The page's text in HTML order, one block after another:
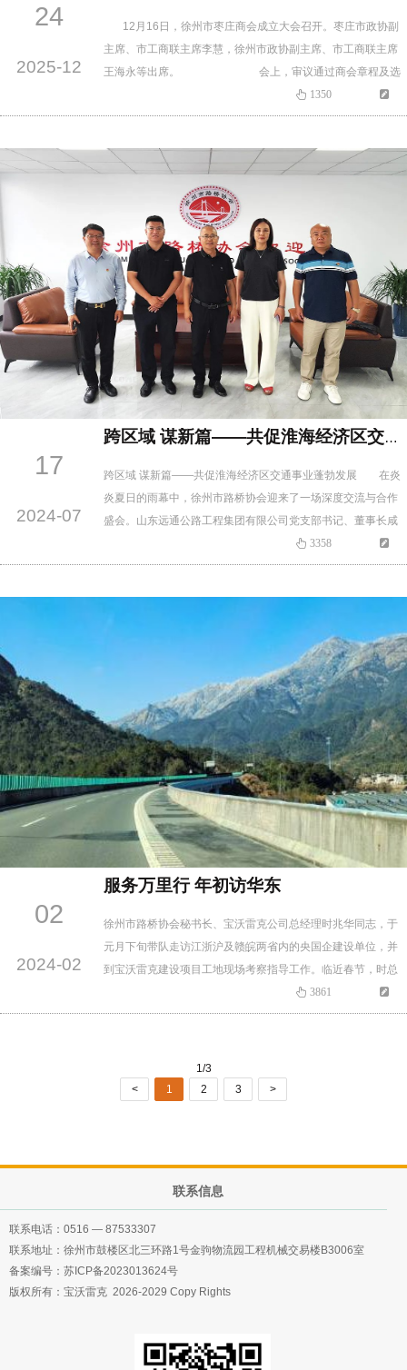
24
2025-12
12月16日，徐州市枣庄商会成立大会召开。枣庄市政协副
主席、市工商联主席李慧，徐州市政协副主席、市工商联主席
王海永等出席。 会上，审议通过商会章程及选
举办法等，选举产生商会第一届班子成员。徐州壹捌壹捌企业
管理有限公司董事长贾鹏当选为徐州市枣庄商会会长，江苏宝
市枣庄商会揭牌仪式…
1350
17
2024-07
跨区域 谋新篇——共促淮海经济区交通事业蓬勃发展
跨区域 谋新篇——共促淮海经济区交通事业蓬勃发展 在炎
炎夏日的雨幕中，徐州市路桥协会迎来了一场深度交流与合作
盛会。山东远通公路工程集团有限公司党支部书记、董事长咸
康彬先生，副总经理陈聪先生，以及徐州路缘筑路机械有限公
司总经理仝晓婷女士一行，于7月16日莅临徐州市路桥协会进行
3358
02
2024-02
服务万里行 年初访华东
徐州市路桥协会秘书长、宝沃雷克公司总经理时兆华同志，于
元月下旬带队走访江浙沪及赣皖两省内的央国企建设单位，并
到宝沃雷克建设项目工地现场考察指导工作。临近春节，时总
就工地安全施工提出重点要求。越是过节越不能粗心大意，要
把安全工作放在第一位。随着国家“7918”高速公路网的建成，
的时间里行程四千…
3861
1/3
<
1 2 3 >
联系信息
联系电话： 0516 — 87533307
联系地址：徐州市鼓楼区北三环路1号金驹物流园工程机械交易楼B3006室
备案编号： 苏ICP备2023013624号
版权所有：宝沃雷克 2026-2029 Copy Rights